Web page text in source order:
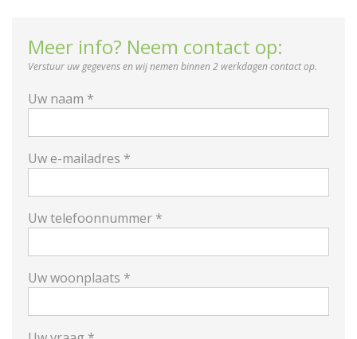
Meer info? Neem contact op:
Verstuur uw gegevens en wij nemen binnen 2 werkdagen contact op.
Uw naam *
Uw e-mailadres *
Uw telefoonnummer *
Uw woonplaats *